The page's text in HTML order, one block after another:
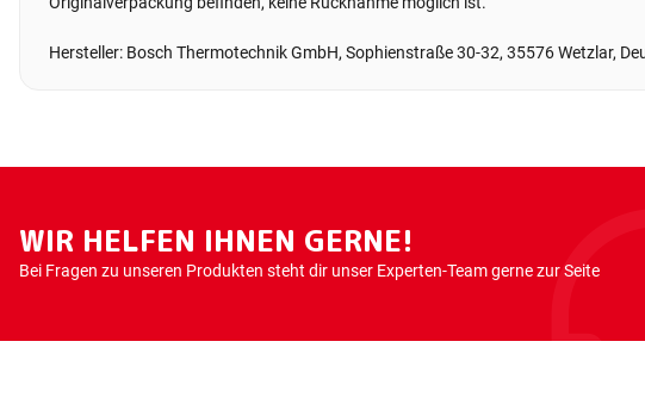
Hersteller: Bosch Thermotechnik GmbH, Sophienstraße 30-32, 35576 Wetzlar,
WIR HELFEN IHNEN GERNE!
Bei Fragen zu unseren Produkten steht dir unser Experten-Team gerne zur Seite